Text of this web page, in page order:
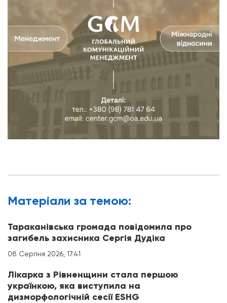
Матерiали за темою:
Тараканівська громада повідомила про
загибель захисника Сергія Дудіка
08 Серпня 2026, 17:41
Лікарка з Рівненщини стала першою
українкою, яка виступила на
дизморфологічній сесії ESHG